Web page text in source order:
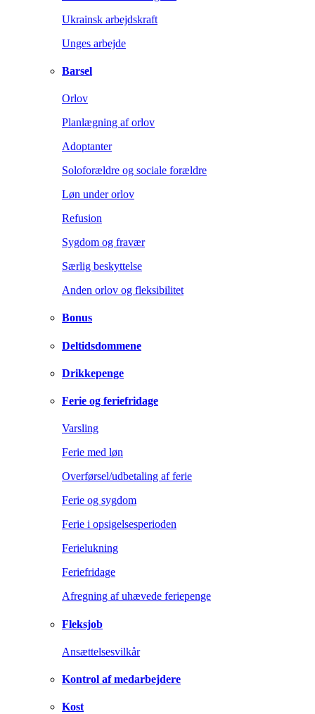
Ukrainsk arbejdskraft
Unges arbejde
Barsel
Orlov
Planlægning af orlov
Adoptanter
Soloforældre og sociale forældre
Løn under orlov
Refusion
Sygdom og fravær
Særlig beskyttelse
Anden orlov og fleksibilitet
Bonus
Deltidsdommene
Drikkepenge
Ferie og feriefridage
Varsling
Ferie med løn
Overførsel/udbetaling af ferie
Ferie og sygdom
Ferie i opsigelsesperioden
Ferielukning
Feriefridage
Afregning af uhævede feriepenge
Fleksjob
Ansættelsesvilkår
Kontrol af medarbejdere
Kost